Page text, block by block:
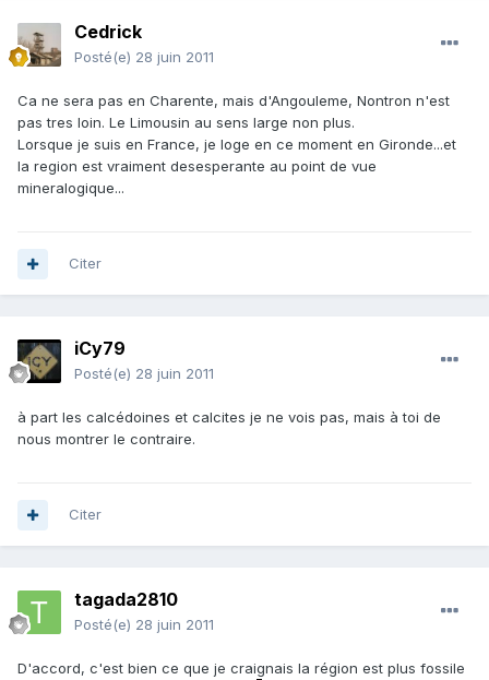
Cedrick
Posté(e) 28 juin 2011
Ca ne sera pas en Charente, mais d'Angouleme, Nontron n'est
pas tres loin. Le Limousin au sens large non plus.
Lorsque je suis en France, je loge en ce moment en Gironde...et
la region est vraiment desesperante au point de vue
mineralogique...
Citer
iCy79
Posté(e) 28 juin 2011
à part les calcédoines et calcites je ne vois pas, mais à toi de
nous montrer le contraire.
Citer
tagada2810
Posté(e) 28 juin 2011
D'accord, c'est bien ce que je craignais la région est plus fossile